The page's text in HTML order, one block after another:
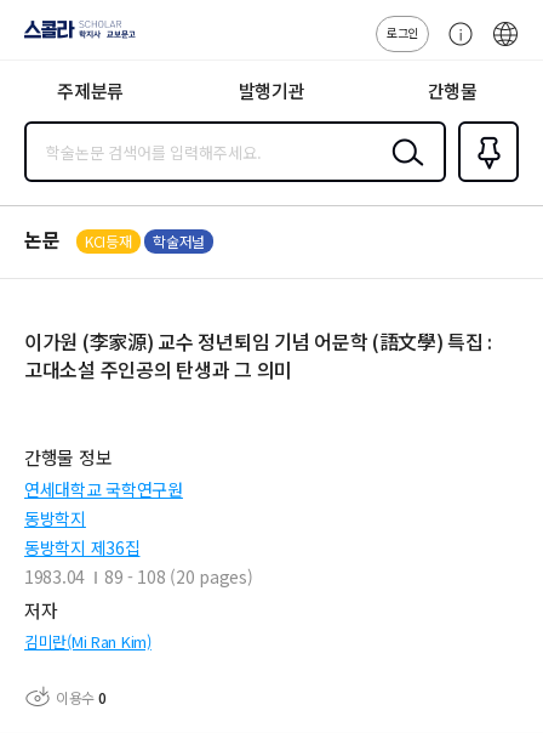
지사·교보문고
로그인
센
주제분류 발행기관 간행물
검색
즐겨찾
기0
논문 KCI등재 학술저널
이가원 (李家源) 교수 정년퇴임 기념 어문학 (語文學) 특집 :
고대소설 주인공의 탄생과 그 의미
간행물 정보
연세대학교 국학연구원
동방학지
동방학지 제36집
1983.04
89 - 108 (20 pages)
저자
김미란(Mi Ran Kim)
이용수0